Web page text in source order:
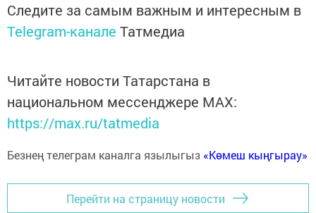
Следите за самым важным и интересным в
Telegram-канале Татмедиа
Читайте новости Татарстана в
национальном мессенджере MАХ:
https://max.ru/tatmedia
Безнең телеграм каналга язылыгыз «Көмеш кыңгырау»
Перейти на страницу новости